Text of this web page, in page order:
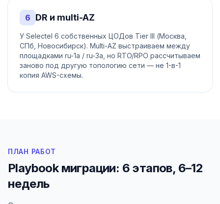
6 DR и multi-AZ
У Selectel 6 собственных ЦОДов Tier III (Москва,
СПб, Новосибирск). Multi-AZ выстраиваем между
площадками ru-1a / ru-3a, но RTO/RPO рассчитываем
заново под другую топологию сети — не 1-в-1
копия AWS-схемы.
ПЛАН РАБОТ
Playbook миграции: 6 этапов, 6–12
недель